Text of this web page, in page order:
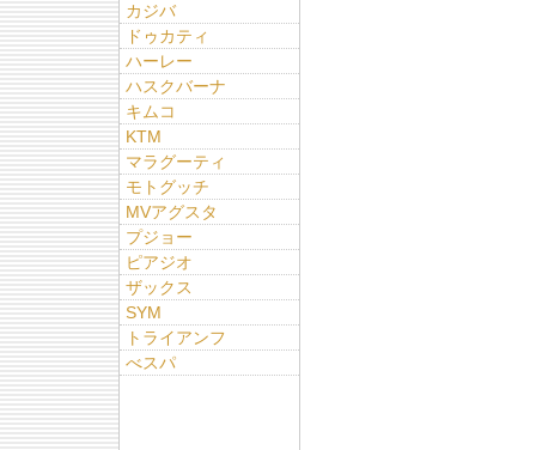
カジバ
ドゥカティ
ハーレー
ハスクバーナ
キムコ
KTM
マラグーティ
モトグッチ
MVアグスタ
プジョー
ピアジオ
ザックス
SYM
トライアンフ
べスパ